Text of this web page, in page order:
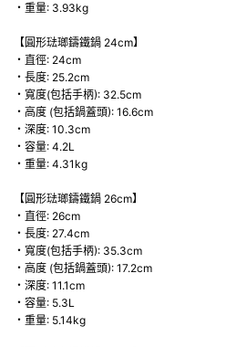
・重量: 3.93kg
【圓形琺瑯鑄鐵鍋 24cm】
・直徑: 24cm
・長度: 25.2cm
・寬度(包括手柄): 32.5cm
・高度 (包括鍋蓋頭): 16.6cm
・深度: 10.3cm
・容量: 4.2L
・重量: 4.31kg
【圓形琺瑯鑄鐵鍋 26cm】
・直徑: 26cm
・長度: 27.4cm
・寬度(包括手柄): 35.3cm
・高度 (包括鍋蓋頭): 17.2cm
・深度: 11.1cm
・容量: 5.3L
・重量: 5.14kg